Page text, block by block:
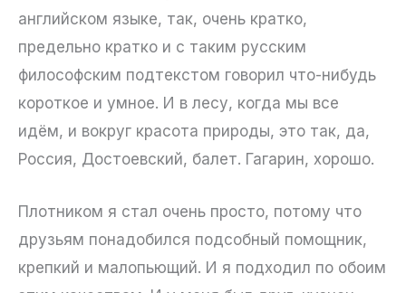
английском языке, так, очень кратко,
предельно кратко и с таким русским
философским подтекстом говорил что-нибудь
короткое и умное. И в лесу, когда мы все
идём, и вокруг красота природы, это так, да,
Россия, Достоевский, балет. Гагарин, хорошо.
Плотником я стал очень просто, потому что
друзьям понадобился подсобный помощник,
крепкий и малопьющий. И я подходил по обоим